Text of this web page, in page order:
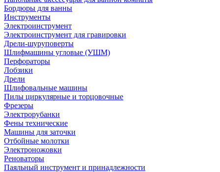
Бордюры для ванны
Инструменты
Электроинструмент
Электроинструмент для гравировки
Дрели-шуруповерты
Шлифмашины угловые (УШМ)
Перфораторы
Лобзики
Дрели
Шлифовальные машины
Пилы циркулярные и торцовочные
Фрезеры
Электрорубанки
Фены технические
Машины для заточки
Отбойные молотки
Электроножовки
Реноваторы
Паяльный инструмент и принадлежности